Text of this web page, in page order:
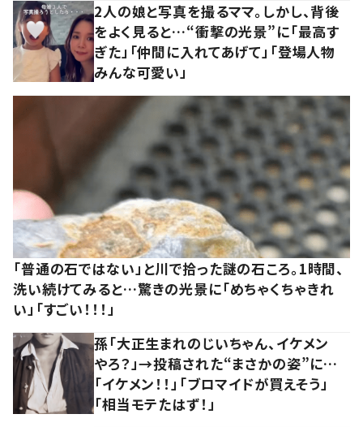
2人の娘と写真を撮るママ。しかし、背後
をよく見ると…“衝撃の光景”に「最高す
ぎた」「仲間に入れてあげて」「登場人物
みんな可愛い」
「普通の石ではない」と川で拾った謎の石ころ。1時間、
洗い続けてみると…驚きの光景に「めちゃくちゃきれ
い」「すごい！！！」
孫「大正生まれのじいちゃん、イケメン
やろ？」→投稿された“まさかの姿”に…
「イケメン！！」「ブロマイドが買えそう」
「相当モテたはず！」